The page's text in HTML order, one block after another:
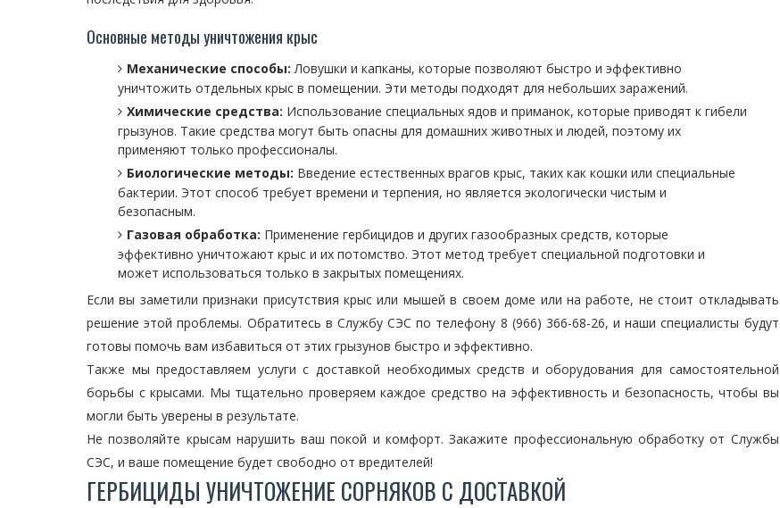
Основные методы уничтожения крыс
Механические способы: Ловушки и капканы, которые позволяют быстро и эффективно
уничтожить отдельных крыс в помещении. Эти методы подходят для небольших заражений.
Химические средства: Использование специальных ядов и приманок, которые приводят к гибели
грызунов. Такие средства могут быть опасны для домашних животных и людей, поэтому их
применяют только профессионалы.
Биологические методы: Введение естественных врагов крыс, таких как кошки или специальные
бактерии. Этот способ требует времени и терпения, но является экологически чистым и
безопасным.
Газовая обработка: Применение гербицидов и других газообразных средств, которые
эффективно уничтожают крыс и их потомство. Этот метод требует специальной подготовки и
может использоваться только в закрытых помещениях.
Если вы заметили признаки присутствия крыс или мышей в своем доме или на работе, не стоит откладывать
решение этой проблемы. Обратитесь в Службу СЭС по телефону 8 (966) 366-68-26, и наши специалисты будут
готовы помочь вам избавиться от этих грызунов быстро и эффективно.
Также мы предоставляем услуги с доставкой необходимых средств и оборудования для самостоятельной
борьбы с крысами. Мы тщательно проверяем каждое средство на эффективность и безопасность, чтобы вы
могли быть уверены в результате.
Не позволяйте крысам нарушить ваш покой и комфорт. Закажите профессиональную обработку от Службы
СЭС, и ваше помещение будет свободно от вредителей!
ГЕРБИЦИДЫ УНИЧТОЖЕНИЕ СОРНЯКОВ С ДОСТАВКОЙ